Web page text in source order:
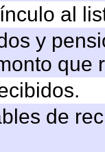
al
y
que
de